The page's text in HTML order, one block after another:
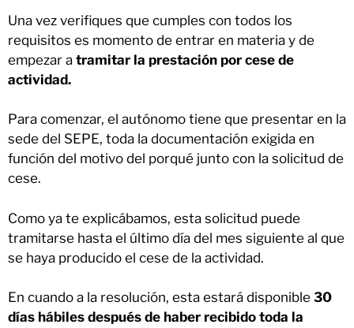
Una vez verifiques que cumples con todos los
requisitos es momento de entrar en materia y de
empezar a tramitar la prestación por cese de
actividad.
Para comenzar, el autónomo tiene que presentar en la
sede del SEPE, toda la documentación exigida en
función del motivo del porqué junto con la solicitud de
cese.
Como ya te explicábamos, esta solicitud puede
tramitarse hasta el último día del mes siguiente al que
se haya producido el cese de la actividad.
En cuando a la resolución, esta estará disponible 30
días hábiles después de haber recibido toda la